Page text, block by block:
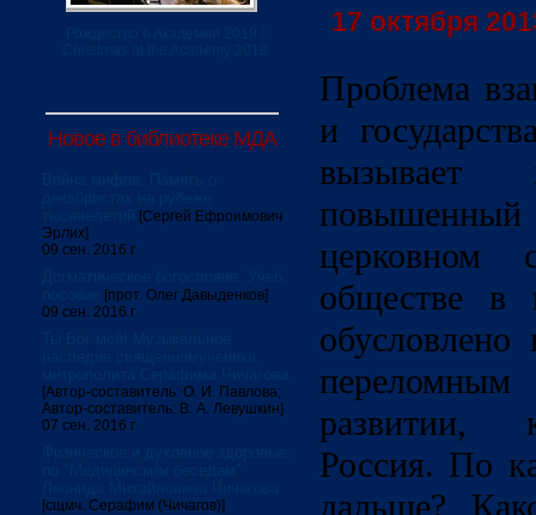
Новое в библиотеке МДА
[Сергей Ефроимович
Эрлих]
09 сен. 2016 г.
[прот. Олег Давыденков]
09 сен. 2016 г.
[Автор-составитель: О. И. Павлова;
Автор-составитель: В. А. Левушкин]
07 сен. 2016 г.
[сщмч. Серафим (Чичагов)]
17 октября
Проблема
и
обществе в
развитии,
Россия. По
дальше?